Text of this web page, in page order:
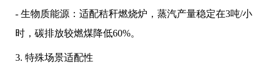
- 生物质能源：适配秸秆燃烧炉，蒸汽产量稳定在3吨/小
时，碳排放较燃煤降低60%。
3. 特殊场景适配性